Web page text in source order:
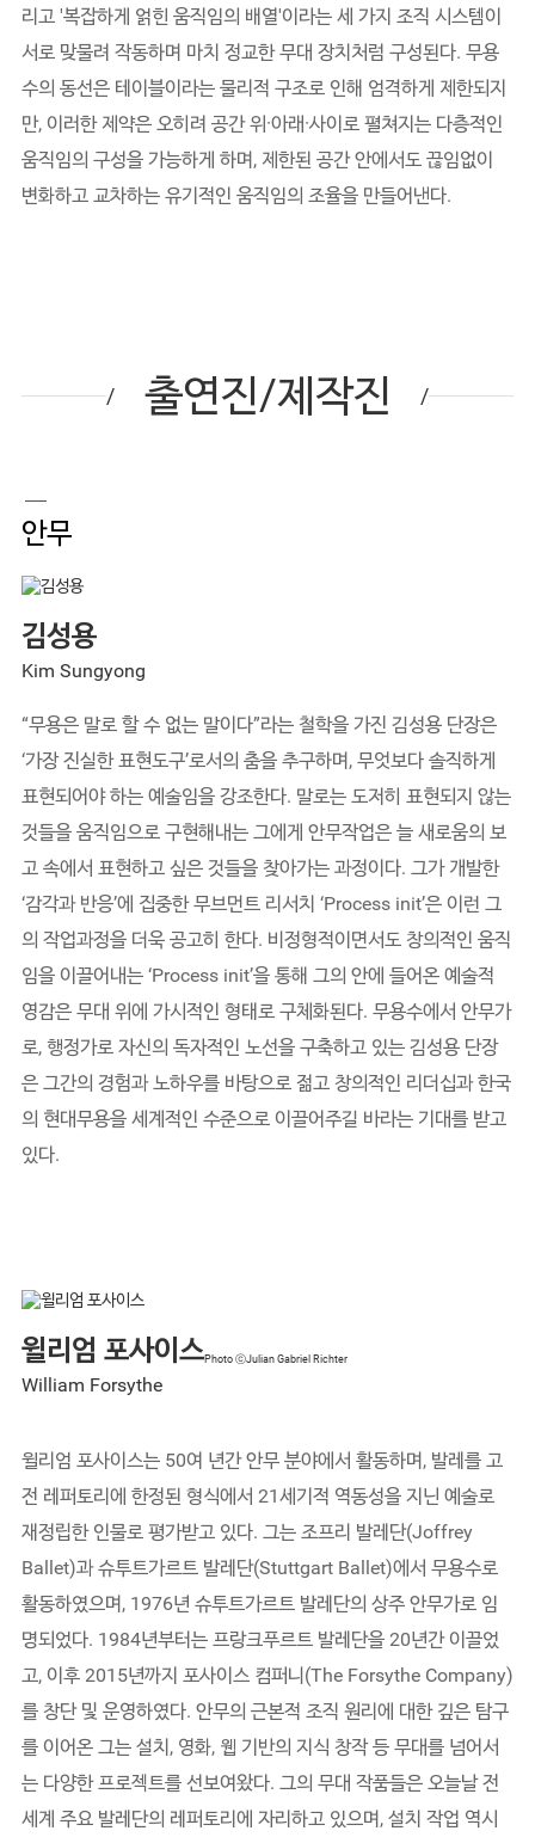
리고 '복잡하게 얽힌 움직임의 배열'이라는 세 가지 조직 시스템이
서로 맞물려 작동하며 마치 정교한 무대 장치처럼 구성된다. 무용
수의 동선은 테이블이라는 물리적 구조로 인해 엄격하게 제한되지
만, 이러한 제약은 오히려 공간 위·아래·사이로 펼쳐지는 다층적인
움직임의 구성을 가능하게 하며, 제한된 공간 안에서도 끊임없이
변화하고 교차하는 유기적인 움직임의 조율을 만들어낸다.
출연진/제작진
안무
김성용
Kim Sungyong
“무용은 말로 할 수 없는 말이다”라는 철학을 가진 김성용 단장은
‘가장 진실한 표현도구’로서의 춤을 추구하며, 무엇보다 솔직하게
표현되어야 하는 예술임을 강조한다. 말로는 도저히 표현되지 않는
것들을 움직임으로 구현해내는 그에게 안무작업은 늘 새로움의 보
고 속에서 표현하고 싶은 것들을 찾아가는 과정이다. 그가 개발한
‘감각과 반응’에 집중한 무브먼트 리서치 ‘Process init’은 이런 그
의 작업과정을 더욱 공고히 한다. 비정형적이면서도 창의적인 움직
임을 이끌어내는 ‘Process init’을 통해 그의 안에 들어온 예술적
영감은 무대 위에 가시적인 형태로 구체화된다. 무용수에서 안무가
로, 행정가로 자신의 독자적인 노선을 구축하고 있는 김성용 단장
은 그간의 경험과 노하우를 바탕으로 젊고 창의적인 리더십과 한국
의 현대무용을 세계적인 수준으로 이끌어주길 바라는 기대를 받고
있다.
윌리엄 포사이스
William Forsythe
Photo ⓒJulian Gabriel Richter
윌리엄 포사이스는 50여 년간 안무 분야에서 활동하며, 발레를 고
전 레퍼토리에 한정된 형식에서 21세기적 역동성을 지닌 예술로
재정립한 인물로 평가받고 있다. 그는 조프리 발레단(Joffrey
Ballet)과 슈투트가르트 발레단(Stuttgart Ballet)에서 무용수로
활동하였으며, 1976년 슈투트가르트 발레단의 상주 안무가로 임
명되었다. 1984년부터는 프랑크푸르트 발레단을 20년간 이끌었
고, 이후 2015년까지 포사이스 컴퍼니(The Forsythe Company)
를 창단 및 운영하였다. 안무의 근본적 조직 원리에 대한 깊은 탐구
를 이어온 그는 설치, 영화, 웹 기반의 지식 창작 등 무대를 넘어서
는 다양한 프로젝트를 선보여왔다. 그의 무대 작품들은 오늘날 전
세계 주요 발레단의 레퍼토리에 자리하고 있으며, 설치 작업 역시